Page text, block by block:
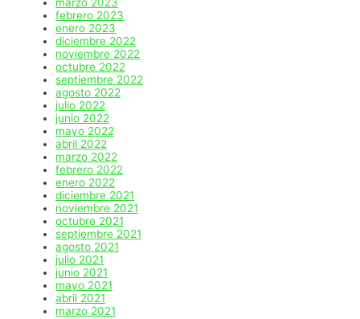
marzo 2023
febrero 2023
enero 2023
diciembre 2022
noviembre 2022
octubre 2022
septiembre 2022
agosto 2022
julio 2022
junio 2022
mayo 2022
abril 2022
marzo 2022
febrero 2022
enero 2022
diciembre 2021
noviembre 2021
octubre 2021
septiembre 2021
agosto 2021
julio 2021
junio 2021
mayo 2021
abril 2021
marzo 2021